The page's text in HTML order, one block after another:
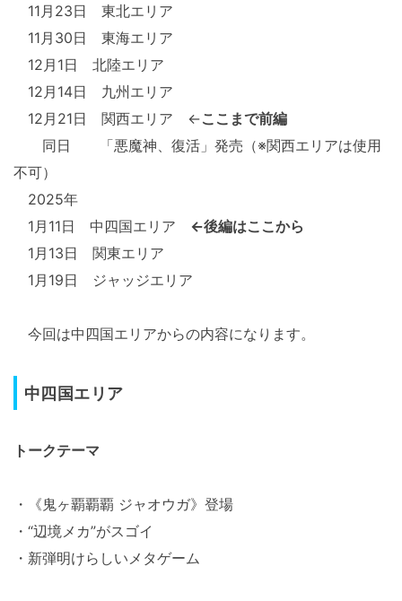
11月23日 東北エリア
11月30日 東海エリア
12月1日 北陸エリア
12月14日 九州エリア
12月21日 関西エリア ←ここまで前編
同日 「悪魔神、復活」発売（※関西エリアは使用
不可）
2025年
1月11日 中四国エリア ←後編はここから
1月13日 関東エリア
1月19日 ジャッジエリア
今回は中四国エリアからの内容になります。
中四国エリア
トークテーマ
・《鬼ヶ覇覇覇 ジャオウガ》登場
・“辺境メカ”がスゴイ
・新弾明けらしいメタゲーム